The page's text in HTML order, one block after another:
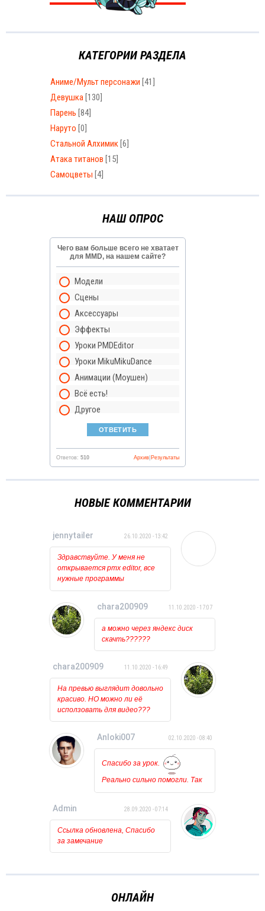
КАТЕГОРИИ РАЗДЕЛА
Аниме/Мульт персонажи [41]
Девушка [130]
Парень [84]
Наруто [0]
Стальной Алхимик [6]
Атака титанов [15]
Самоцветы [4]
НАШ ОПРОС
Чего вам больше всего не хватает
для MMD, на нашем сайте?
Модели
Сцены
Аксессуары
Эффекты
Уроки PMDEditor
Уроки MikuMikuDance
Анимации (Моушен)
Всё есть!
Другое
Ответов: 510 Результаты
Архив
НОВЫЕ КОММЕНТАРИИ
jennytailer 26.10.2020 - 13:42
Здравствуйте. У меня не
открывается pmx editor, все
нужные программы
установлены и обновлены.
то ничего вообще не
происходит, лишь на курсоре
какое то время мигает
загрузка. Может у кого
нибудь была такая проблема?
chara200909 11.10.2020 - 17:07
а можно через яндекс диск
скачть??????
chara200909 11.10.2020 - 16:49
На превью выглядит довольно
красиво. НО можно ли её
исползовать для видео???
Anloki007 02.10.2020 - 08:40
Спасибо за урок.
Реально сильно помогли. Так
Admin 28.09.2020 - 07:14
Ссылка обновлена, Спасибо
за замечание
ОНЛАЙН